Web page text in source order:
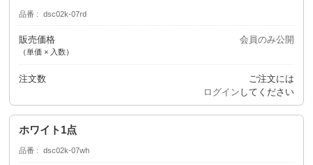
品番 dsc02k-07rd
販売価格
（単価 × 入数）
会員のみ公開
注文数
ご注文には
ログイン してください
ホワイト1点
品番 dsc02k-07wh